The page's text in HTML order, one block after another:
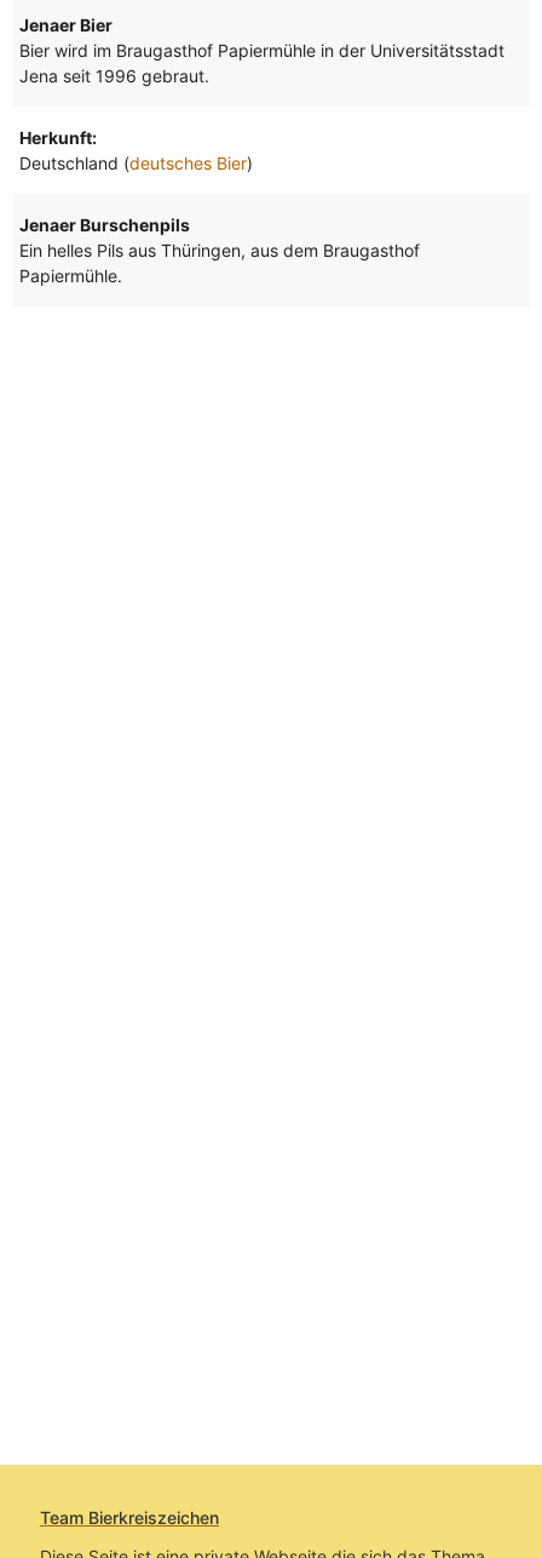
Jenaer Bier
Bier wird im Braugasthof Papiermühle in der Universitätsstadt
Jena seit 1996 gebraut.
Herkunft:
Deutschland (deutsches Bier)
Jenaer Burschenpils
Ein helles Pils aus Thüringen, aus dem Braugasthof
Papiermühle.
Team Bierkreiszeichen